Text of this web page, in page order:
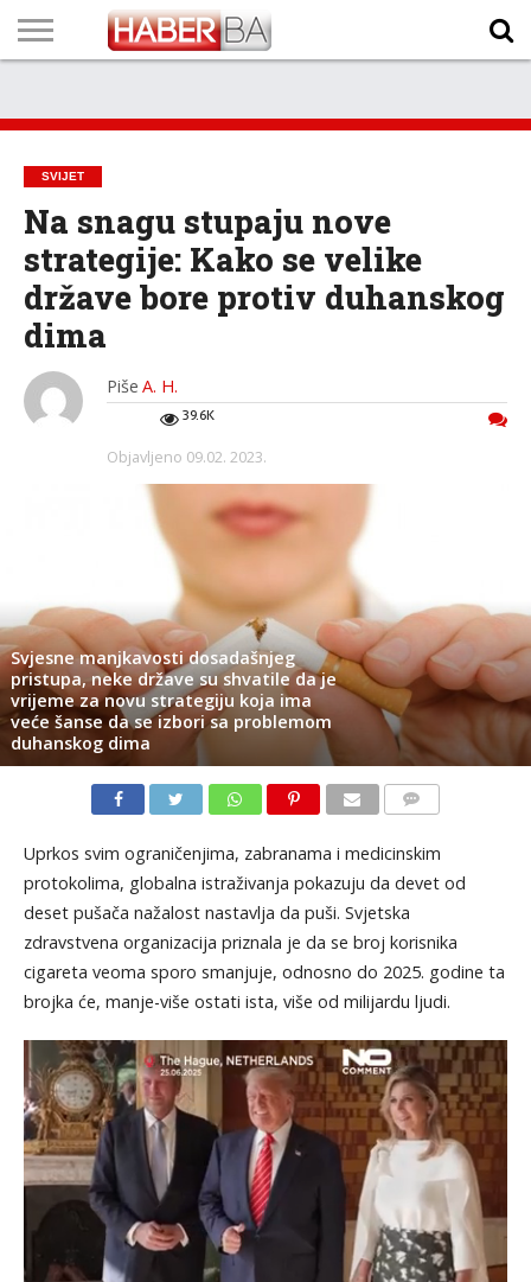
TECH
PROGRAM
PROGNOZA
PUTEVIMA
LISTA
NAMA
SVIJET
Na snagu stupaju nove
strategije: Kako se velike
države bore protiv duhanskog
dima
Piše A. H.
39.6K
Objavljeno 09.02. 2023.
Svjesne manjkavosti dosadašnjeg
pristupa, neke države su shvatile da je
vrijeme za novu strategiju koja ima
veće šanse da se izbori sa problemom
duhanskog dima
Uprkos svim ograničenjima, zabranama i medicinskim
protokolima, globalna istraživanja pokazuju da devet od
deset pušača nažalost nastavlja da puši. Svjetska
zdravstvena organizacija priznala je da se broj korisnika
cigareta veoma sporo smanjuje, odnosno do 2025. godine ta
brojka će, manje-više ostati ista, više od milijardu ljudi.